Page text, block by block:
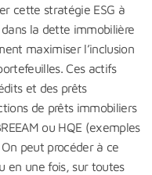
cette stratégie ESG à
la dette immobilière
maximiser l’inclusion
Ces actifs
et des prêts
de prêts immobiliers
ou HQE (exemples
peut procéder à ce
en une fois, sur toutes